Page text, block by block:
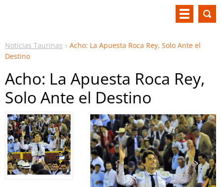
Noticias Taurinas
Acho: La Apuesta Roca Rey, Solo Ante el
Destino
Acho: La Apuesta Roca Rey,
Solo Ante el Destino